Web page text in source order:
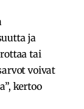
ja
tai
voivat
kertoo